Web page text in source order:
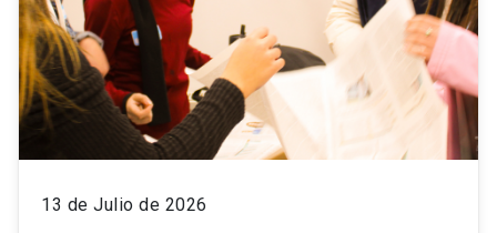
13 de Julio de 2026